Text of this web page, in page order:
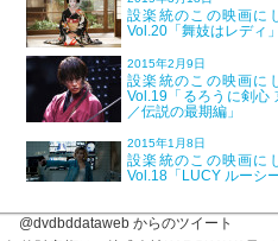
設楽統のこの映画に
Vol.20「舞妓はレディ」
2015年2月9日
設楽統のこの映画に
Vol.19「るろうに剣心
／伝説の最期編」
2015年1月8日
設楽統のこの映画に
Vol.18「LUCY ルーシー
@dvdbddataweb からのツイート